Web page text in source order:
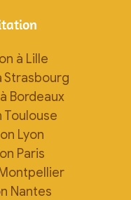
à Lille
Strasbourg
Bordeaux
Lyon
Paris
Nantes